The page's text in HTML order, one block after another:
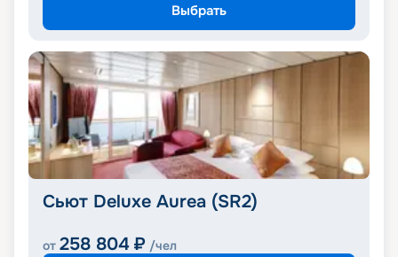
Выбрать
Сьют Deluxe Aurea (SR2)
от 258 804 ₽ /чел